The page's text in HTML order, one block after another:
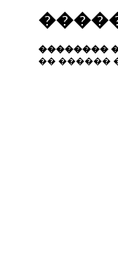
��������
�� ������